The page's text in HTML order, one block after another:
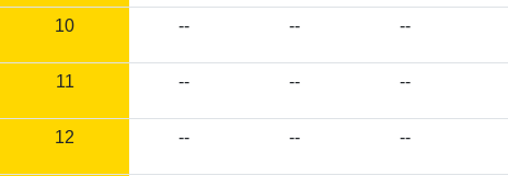
10 -- -- --
11 -- -- --
12 -- -- --